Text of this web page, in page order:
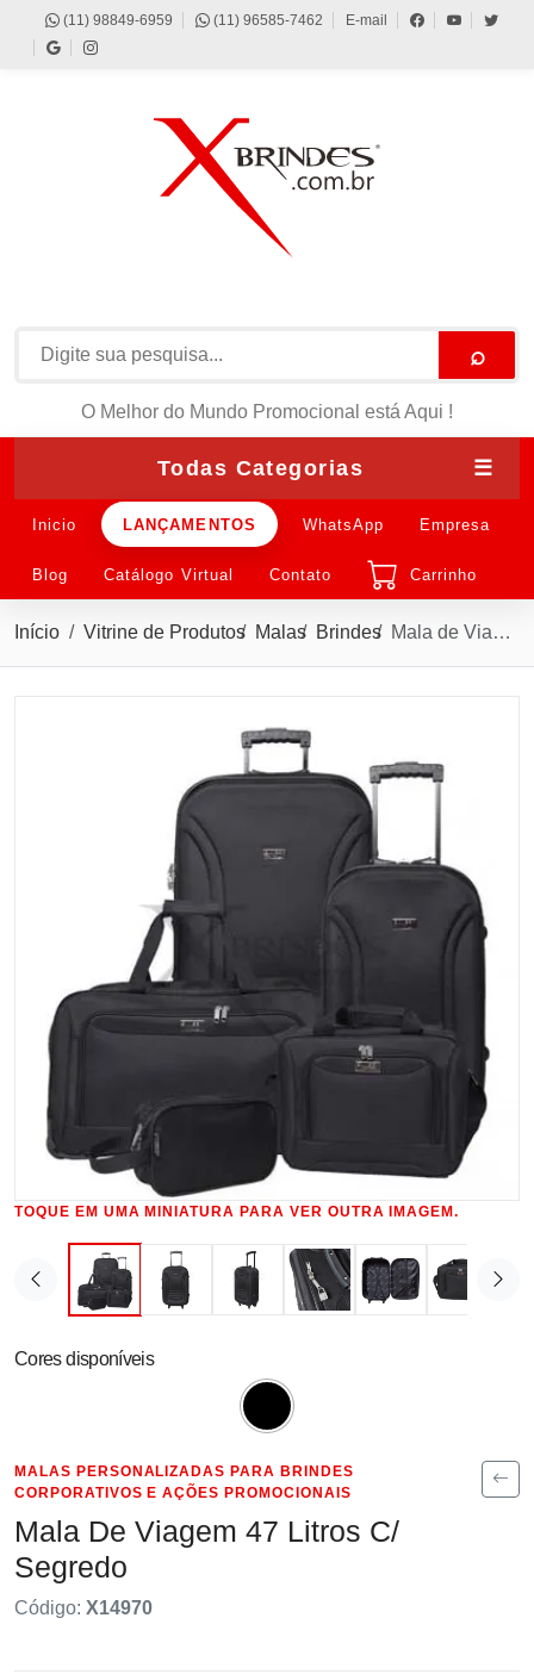
(11) 98849-6959 (11) 96585-7462 E-mail
⌕
O Melhor do Mundo Promocional está Aqui !
Todas Categorias ☰
Inicio LANÇAMENTOS WhatsApp Empresa
Blog Catálogo Virtual Contato Carrinho
Início Vitrine de Produtos Malas Brindes Mala de Viagem 47 litros c/ segredo
TOQUE EM UMA MINIATURA PARA VER OUTRA IMAGEM.
Cores disponíveis
MALAS PERSONALIZADAS PARA BRINDES
CORPORATIVOS E AÇÕES PROMOCIONAIS
Mala De Viagem 47 Litros C/
Segredo
Código: X14970